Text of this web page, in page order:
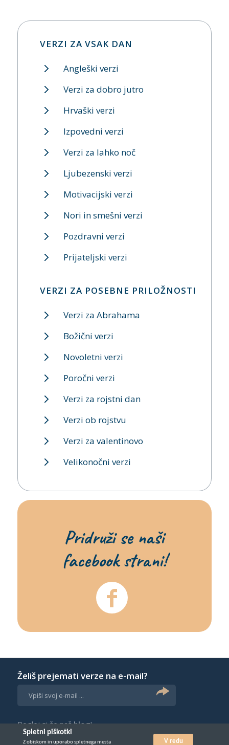
VERZI ZA VSAK DAN
Angleški verzi
Verzi za dobro jutro
Hrvaški verzi
Izpovedni verzi
Verzi za lahko noč
Ljubezenski verzi
Motivacijski verzi
Nori in smešni verzi
Pozdravni verzi
Prijateljski verzi
VERZI ZA POSEBNE PRILOŽNOSTI
Verzi za Abrahama
Božični verzi
Novoletni verzi
Poročni verzi
Verzi za rojstni dan
Verzi ob rojstvu
Verzi za valentinovo
Velikonočni verzi
Pridruži se naši
facebook strani!
Želiš prejemati verze na e-mail?
Poglej si še našblog!
Spletni piškotki
Z obiskom in uporabo spletnega mesta V redu